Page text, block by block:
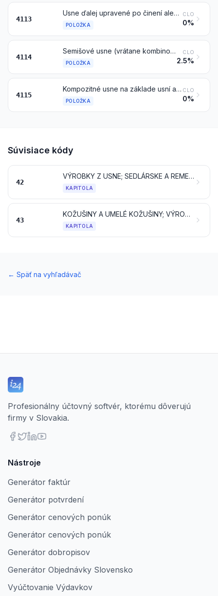
4113
Usne ďalej upravené po činení alebo krustovaní, vrátane pergamenových usní, z ostatných zvierat, bez vlny alebo odchlpené, tiež štiepané, iné ako usne položky 4114
POLOŽKA
CLO
0%
4114
Semišové usne (vrátane kombinovaného semišu); lakové usne a lakové laminované usne; metalizované usne
POLOŽKA
CLO
2.5%
4115
Kompozitné usne na základe usní alebo usňových vlákien, v doskách, listoch alebo pásoch, tiež vo zvitkoch; odrezky a ostatné zvyšky z usní alebo kompozitných usní, nepoužiteľné na výrobu predmetov z usní; kožené piliny, prach a múčka
POLOŽKA
CLO
0%
Súvisiace kódy
42
VÝROBKY Z USNE; SEDLÁRSKE A REMENÁRSKE VÝROBKY; CESTOVNÉ POTREBY, KABELKY A PODOBNÉ SCHRÁNKY; VÝROBKY Z ČRIEV ZVIERAT (INÉ AKO MESINSKÝ VLAS)
KAPITOLA
43
KOŽUŠINY A UMELÉ KOŽUŠINY; VÝROBKY Z NICH
KAPITOLA
← Späť na vyhľadávač
Profesionálny účtovný softvér, ktorému dôverujú
firmy v Slovakia.
Nástroje
Generátor faktúr
Generátor potvrdení
Generátor cenových ponúk
Generátor cenových ponúk
Generátor dobropisov
Generátor Objednávky Slovensko
Vyúčtovanie Výdavkov